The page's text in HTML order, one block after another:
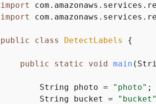
import
import
public class DetectLabels {
public static void main
        String photo =
"photo" ;
        String bucket =
"bucket"